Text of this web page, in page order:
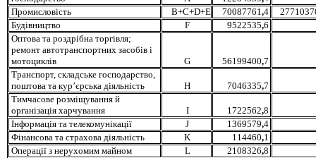
Промисловість
B+C+D+E 70087761,4
Будівництво
F 9522535,6
Оптова та роздрібна торгівля;
ремонт автотранспортних засобів і
мотоциклів
G 56199400,7
Транспорт, складське господарство,
поштова та кур’єрська діяльність
H 7046335,7
Тимчасове розміщування й
організація харчування
I 1722562,8
Інформація та телекомунікації
J 1369579,4
Фінансова та страхова діяльність
K 114460,1
Операції з нерухомим майном
L 2108326,8